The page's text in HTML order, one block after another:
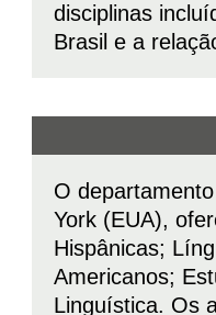
disciplinas
Brasil e a
O
York (EUA),
Hispânicas;
Americanos;
Linguística. Os